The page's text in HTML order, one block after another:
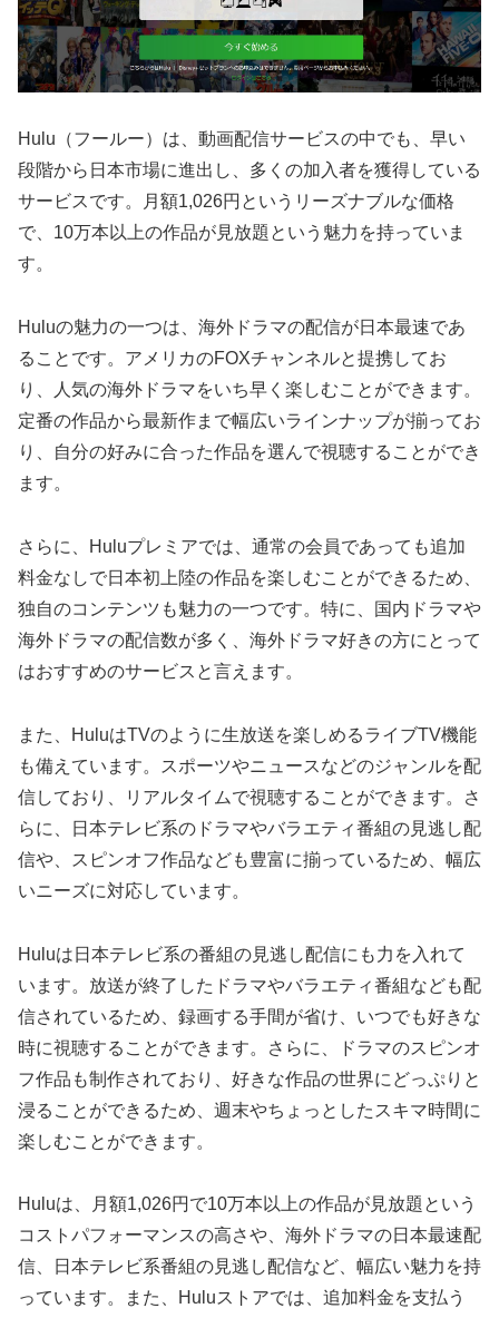
Hulu（フールー）は、動画配信サービスの中でも、早い
段階から日本市場に進出し、多くの加入者を獲得している
サービスです。月額1,026円というリーズナブルな価格
で、10万本以上の作品が見放題という魅力を持っていま
す。
Huluの魅力の一つは、海外ドラマの配信が日本最速であ
ることです。アメリカのFOXチャンネルと提携してお
り、人気の海外ドラマをいち早く楽しむことができます。
定番の作品から最新作まで幅広いラインナップが揃ってお
り、自分の好みに合った作品を選んで視聴することができ
ます。
さらに、Huluプレミアでは、通常の会員であっても追加
料金なしで日本初上陸の作品を楽しむことができるため、
独自のコンテンツも魅力の一つです。特に、国内ドラマや
海外ドラマの配信数が多く、海外ドラマ好きの方にとって
はおすすめのサービスと言えます。
また、HuluはTVのように生放送を楽しめるライブTV機能
も備えています。スポーツやニュースなどのジャンルを配
信しており、リアルタイムで視聴することができます。さ
らに、日本テレビ系のドラマやバラエティ番組の見逃し配
信や、スピンオフ作品なども豊富に揃っているため、幅広
いニーズに対応しています。
Huluは日本テレビ系の番組の見逃し配信にも力を入れて
います。放送が終了したドラマやバラエティ番組なども配
信されているため、録画する手間が省け、いつでも好きな
時に視聴することができます。さらに、ドラマのスピンオ
フ作品も制作されており、好きな作品の世界にどっぷりと
浸ることができるため、週末やちょっとしたスキマ時間に
楽しむことができます。
Huluは、月額1,026円で10万本以上の作品が見放題という
コストパフォーマンスの高さや、海外ドラマの日本最速配
信、日本テレビ系番組の見逃し配信など、幅広い魅力を持
っています。また、Huluストアでは、追加料金を支払う